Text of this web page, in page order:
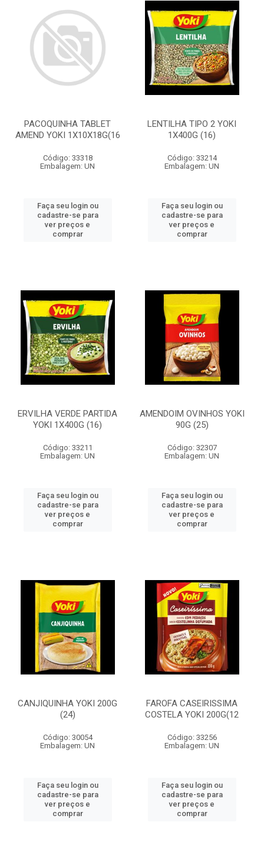
PACOQUINHA TABLET
AMEND YOKI 1X10X18G(16
Código: 33318
Embalagem: UN
Faça seu login ou
cadastre-se para
ver preços e
comprar
LENTILHA TIPO 2 YOKI
1X400G (16)
Código: 33214
Embalagem: UN
Faça seu login ou
cadastre-se para
ver preços e
comprar
ERVILHA VERDE PARTIDA
YOKI 1X400G (16)
Código: 33211
Embalagem: UN
Faça seu login ou
cadastre-se para
ver preços e
comprar
AMENDOIM OVINHOS YOKI
90G (25)
Código: 32307
Embalagem: UN
Faça seu login ou
cadastre-se para
ver preços e
comprar
CANJIQUINHA YOKI 200G
(24)
Código: 30054
Embalagem: UN
Faça seu login ou
cadastre-se para
ver preços e
comprar
FAROFA CASEIRISSIMA
COSTELA YOKI 200G(12
Código: 33256
Embalagem: UN
Faça seu login ou
cadastre-se para
ver preços e
comprar